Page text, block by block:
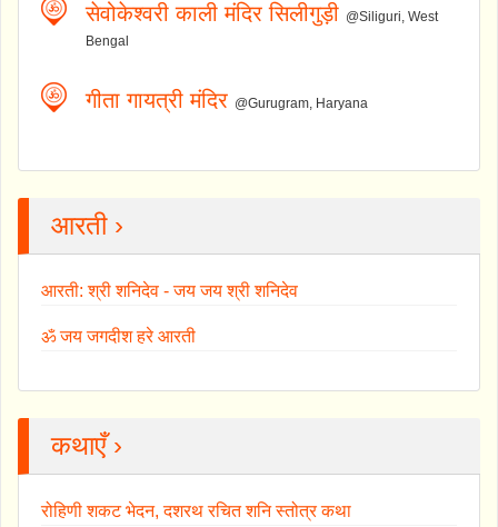
सेवोकेश्वरी काली मंदिर सिलीगुड़ी @Siliguri, West
Bengal
गीता गायत्री मंदिर @Gurugram, Haryana
आरती ›
आरती: श्री शनिदेव - जय जय श्री शनिदेव
ॐ जय जगदीश हरे आरती
कथाएँ ›
रोहिणी शकट भेदन, दशरथ रचित शनि स्तोत्र कथा